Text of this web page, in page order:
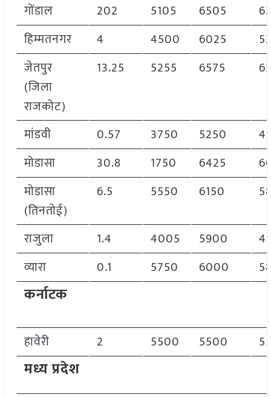
गोंडाल
202 5105 6505
हिम्मतनगर
4 4500 6025
जेतपुर
(जिला
राजकोट)
13.25 5255 6575
मांडवी 0.57 3750 5250
मोडासा
30.8 1750 6425
मोडासा
(तिनतोई)
6.5 5550 6150
राजुला 1.4 4005 5900
व्यारा
0.1 5750 6000
कर्नाटक
हावेरी 2 5500 5500
मध्य प्रदेश